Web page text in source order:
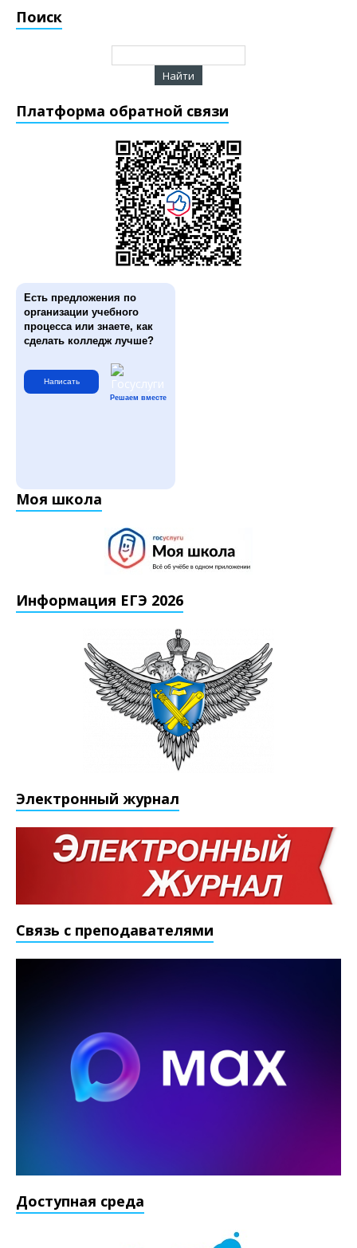
Поиск
Платформа обратной связи
Есть предложения по
организации учебного
процесса или знаете, как
сделать колледж лучше?
Написать
Решаем вместе
Моя школа
Информация ЕГЭ 2026
Электронный журнал
Связь с преподавателями
Доступная среда